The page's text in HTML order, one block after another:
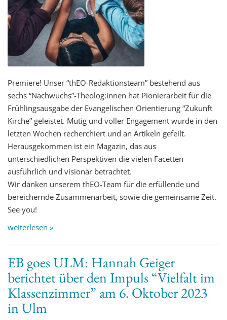
Premiere! Unser “thEO-Redaktionsteam” bestehend aus
sechs “Nachwuchs”-Theolog:innen hat Pionierarbeit für die
Frühlingsausgabe der Evangelischen Orientierung “Zukunft
Kirche” geleistet. Mutig und voller Engagement wurde in den
letzten Wochen recherchiert und an Artikeln gefeilt.
Herausgekommen ist ein Magazin, das aus
unterschiedlichen Perspektiven die vielen Facetten
ausführlich und visionär betrachtet.
Wir danken unserem thEO-Team für die erfüllende und
bereichernde Zusammenarbeit, sowie die gemeinsame Zeit.
See you!
weiterlesen »
EB goes ULM: Hannah Geiger
berichtet über den Impuls “Vielfalt im
Klassenzimmer” am 6. Oktober 2023
in Ulm